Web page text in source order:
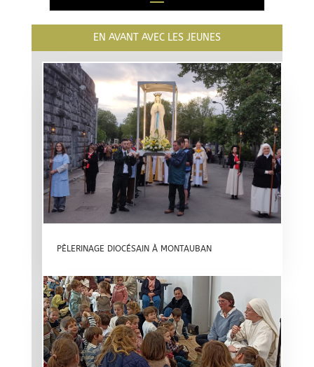
EN AVANT AVEC LES JEUNES
PÈLERINAGE DIOCÉSAIN À MONTAUBAN